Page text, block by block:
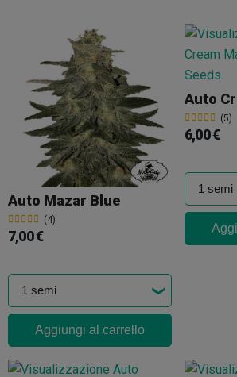
Auto Mazar Blue
(4)
7,00 €
Aggiungi al carrello
Auto
(5)
6,00 €